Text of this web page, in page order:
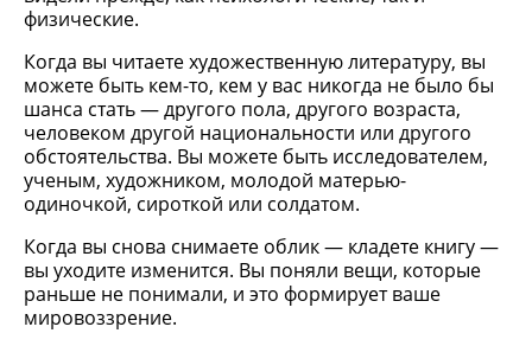
физические.
Когда вы читаете художественную литературу, вы
можете быть кем-то, кем у вас никогда не было бы
шанса стать — другого пола, другого возраста,
человеком другой национальности или другого
обстоятельства. Вы можете быть исследователем,
ученым, художником, молодой матерью-
одиночкой, сироткой или солдатом.
Когда вы снова снимаете облик — кладете книгу —
вы уходите изменится. Вы поняли вещи, которые
раньше не понимали, и это формирует ваше
мировоззрение.